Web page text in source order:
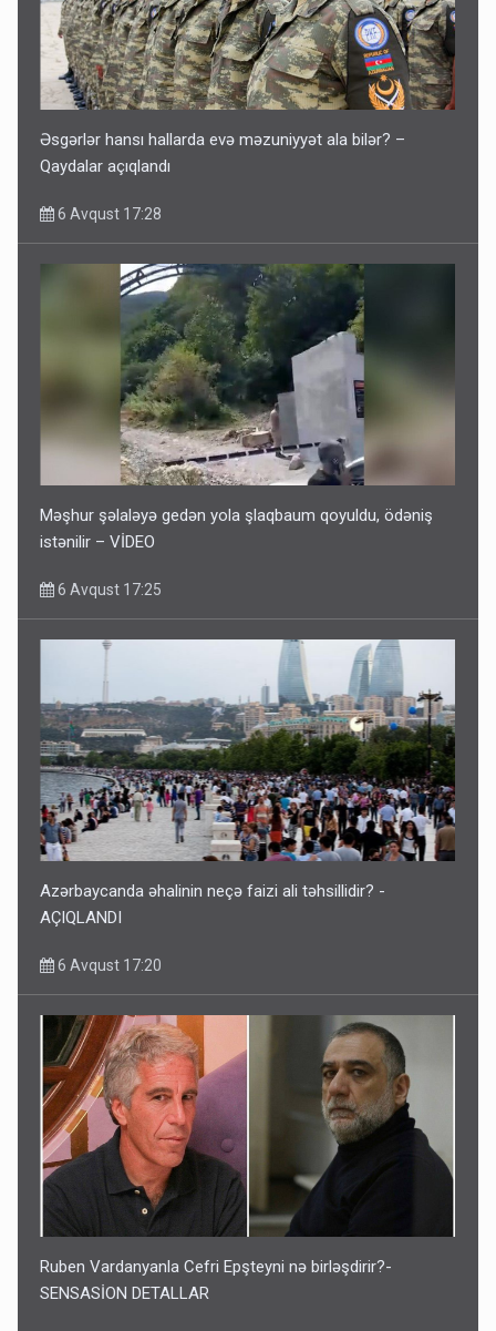
Əsgərlər hansı hallarda evə məzuniyyət ala bilər? –
Qaydalar açıqlandı
6 Avqust 17:28
Məşhur şəlaləyə gedən yola şlaqbaum qoyuldu, ödəniş
istənilir – VİDEO
6 Avqust 17:25
Azərbaycanda əhalinin neçə faizi ali təhsillidir? -
AÇIQLANDI
6 Avqust 17:20
Ruben Vardanyanla Cefri Epşteyni nə birləşdirir?-
SENSASİON DETALLAR